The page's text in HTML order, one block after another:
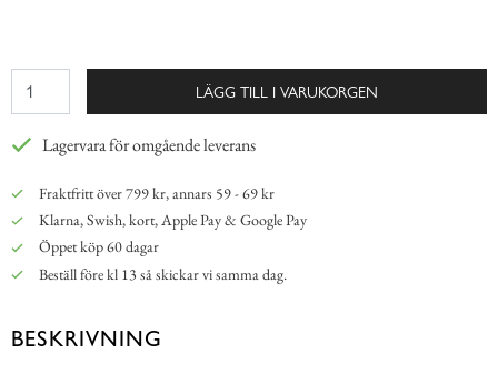
LÄGG TILL I VARUKORGEN
Lagervara för omgående leverans
Fraktfritt över 799 kr, annars 59 - 69 kr
Klarna, Swish, kort, Apple Pay & Google Pay
Öppet köp 60 dagar
Beställ före kl 13 så skickar vi samma dag.
BESKRIVNING